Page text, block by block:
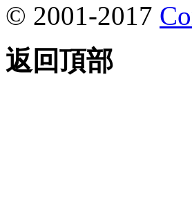
© 2001-2017
返回頂部